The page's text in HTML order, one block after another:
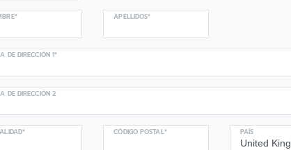
APELLIDOS*
DE DIRECCIÓN 1*
DE DIRECCIÓN 2
CÓDIGO POSTAL* PAÍS